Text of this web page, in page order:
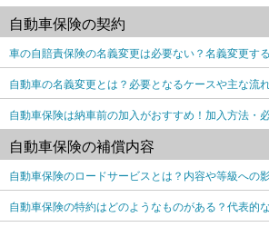
自動車保険の契約
車の自賠責保険の名義変更は必要ない？名義変更す
自動車の名義変更とは？必要となるケースや主な流
自動車保険は納車前の加入がおすすめ！加入方法・
自動車保険の補償内容
自動車保険のロードサービスとは？内容や等級への
自動車保険の特約はどのようなものがある？代表的